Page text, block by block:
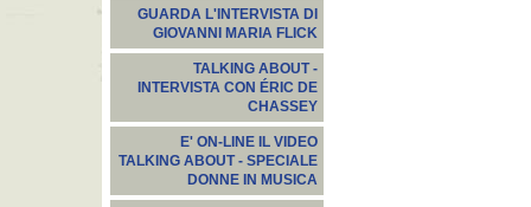
GUARDA L'INTERVISTA DI
GIOVANNI MARIA FLICK
TALKING ABOUT -
INTERVISTA CON ÉRIC DE
CHASSEY
E' ON-LINE IL VIDEO
TALKING ABOUT - SPECIALE
DONNE IN MUSICA